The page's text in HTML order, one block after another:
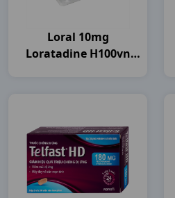
Loral 10mg
Loratadine H100vn